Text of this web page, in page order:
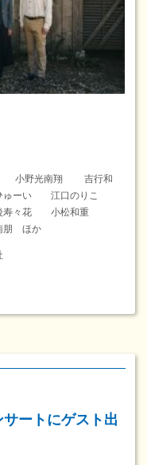
小野光南翔 吉行和
ーい 江口のりこ
寿々花 小松和重
ほか
ートにゲスト出